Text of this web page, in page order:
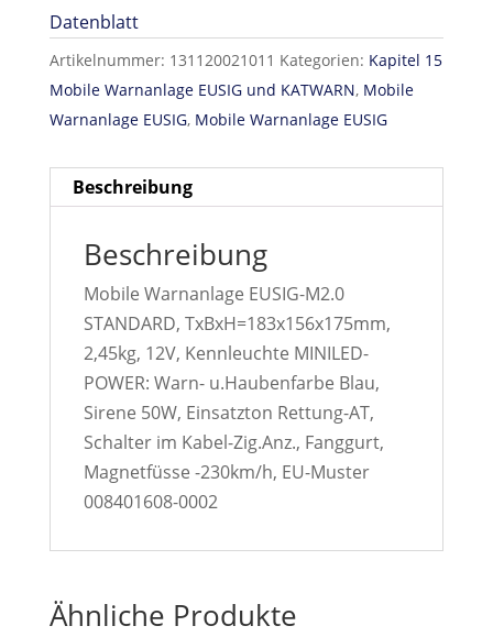
Datenblatt
Artikelnummer: 131120021011 Kategorien: Kapitel 15
Mobile Warnanlage EUSIG und KATWARN, Mobile
Warnanlage EUSIG, Mobile Warnanlage EUSIG
Beschreibung
Beschreibung
Mobile Warnanlage EUSIG-M2.0
STANDARD, TxBxH=183x156x175mm,
2,45kg, 12V, Kennleuchte MINILED-
POWER: Warn- u.Haubenfarbe Blau,
Sirene 50W, Einsatzton Rettung-AT,
Schalter im Kabel-Zig.Anz., Fanggurt,
Magnetfüsse -230km/h, EU-Muster
008401608-0002
Ähnliche Produkte